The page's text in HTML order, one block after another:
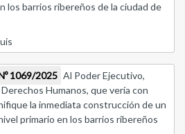
los barrios ribereños de la ciudad de
1069/2025 Al Poder Ejecutivo,
Humanos, que vería con
la inmediata construcción de un
primario en los barrios ribereños